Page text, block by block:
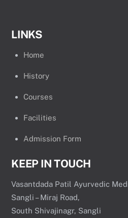
LINKS
Home
History
Courses
Facilities
Admission Form
KEEP IN TOUCH
Vasantdada Patil Ayurvedic
Sangli – Miraj Road,
South Shivajinagr, Sangli